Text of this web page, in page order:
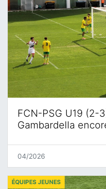
FCN-PSG U19 (2-
Gambardella
04/2026
ÉQUIPES JEUNES